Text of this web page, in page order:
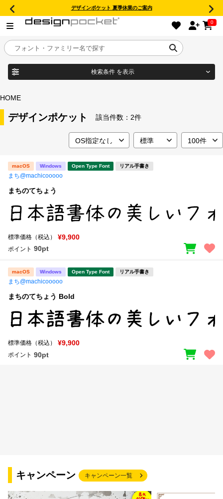
デザインポケット 夏季休業のご案内
0
目的別フォントガイド
特集
年間ライセンス商品
カート
マイページ
お気に入り
ご利用ガイド
検索条件 を表示
フォント形式
タイプフェイス
明朝体
宋朝体
教科書体
草書体 勘亭流
文字種類
HOME
デザインポケット 該当件数： 2件
macOS Windows Open Type Font リアル手書き
まち@machicooooo
まちのてちょう
標準価格（税込） ¥9,900
ポイント 90pt
macOS Windows Open Type Font リアル手書き
まち@machicooooo
まちのてちょう Bold
標準価格（税込） ¥9,900
ポイント 90pt
キャンペーン キャンペーン一覧